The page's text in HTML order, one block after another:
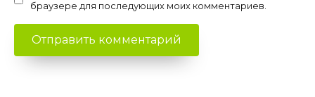
браузере для последующих моих комментариев.